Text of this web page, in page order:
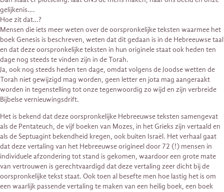
gelijkenis….
Hoe zit dat…?
Mensen die iets meer weten over de oorspronkelijke teksten waarmee het
boek Genesis is beschreven, weten dat dit gedaan is in de Hebreeuwse taal
en dat deze oorspronkelijke teksten in hun originele staat ook heden ten
dage nog steeds te vinden zijn in de Torah.
Ja, ook nog steeds heden ten dage, omdat volgens de Joodse wetten de
Torah niet gewijzigd mag worden, geen letter en jota mag aangeraakt
worden in tegenstelling tot onze tegenwoordig zo wijd en zijn verbreide
Bijbelse vernieuwingsdrift.
Het is bekend dat deze oorspronkelijke Hebreeuwse teksten samengevat
als de Pentateuch, de vijf boeken van Mozes, in het Grieks zijn vertaald en
als de Septuagint bekendheid kregen, ook buiten Israël. Het verhaal gaat
dat deze vertaling van het Hebreeuwse origineel door 72 (!) mensen in
individuele afzondering tot stand is gekomen, waardoor een grote mate
van vertrouwen is gerechtvaardigd dat deze vertaling zeer dicht bij de
oorspronkelijke tekst staat. Ook toen al besefte men hoe lastig het is om
een waarlijk passende vertaling te maken van een heilig boek, een boek